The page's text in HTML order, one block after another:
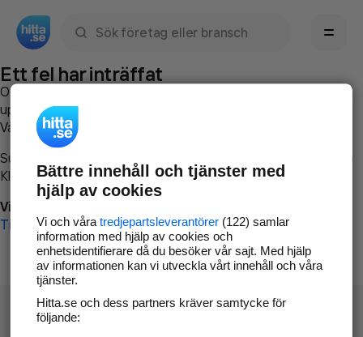
Ett fel har inträffat
Om du vill kan du
uppstod så att vi lättare och snabbare kan avhjälpa det.
Vänligen försök med följande:
Surfa till
Klicka påTillbaka-knappen i webbläsaren och försök igen
Vi beklagar besväret!
Till startsidan
Bättre innehåll och tjänster med
hjälp av cookies
Vi och våra tredjepartsleverantörer(122) samlar
information med hjälp av cookies och
enhetsidentifierare då du besöker vår sajt. Med hjälp
av informationen kan vi utveckla vårt innehåll och våra
tjänster.
Hitta.se och dess partners kräver samtycke för
följande: